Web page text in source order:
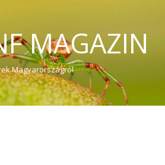
MAGAZIN
Magyarországról